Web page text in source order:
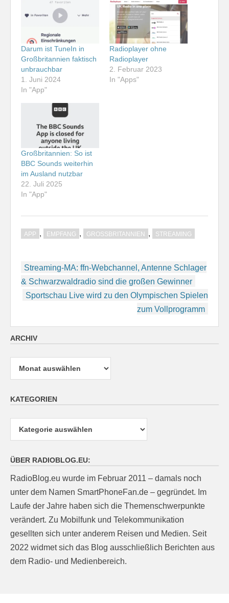
Darum ist TuneIn in
Großbritannien faktisch
unbrauchbar
1. Juni 2024
In "App"
Radioplayer ohne
Radioplayer
2. Februar 2023
In "Apps"
Großbritannien: So ist
BBC Sounds weiterhin
im Ausland nutzbar
22. Juli 2025
In "App"
APP , EMPFANG , GROSSBRITANNIEN , STREAMING
Beitragsnavigation
Streaming-MA: ffn-Webchannel, Antenne Schlager
& Schwarzwaldradio sind die großen Gewinner
Sportschau Live wird zu den Olympischen Spielen
zum Vollprogramm
ARCHIV
Archiv
KATEGORIEN
ÜBER RADIOBLOG.EU:
RadioBlog.eu wurde im Februar 2011 – damals noch
unter dem Namen SmartPhoneFan.de – gegründet. Im
Laufe der Jahre haben sich die Themenschwerpunkte
verändert. Zu Mobilfunk und Telekommunikation
gesellten sich unter anderem Reisen und Medien. Seit
2022 widmet sich das Blog ausschließlich Berichten aus
dem Radio- und Medienbereich.